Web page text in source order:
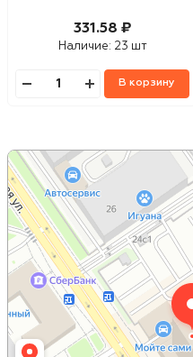
331.58 ₽
Наличие: 23 шт
В корзину